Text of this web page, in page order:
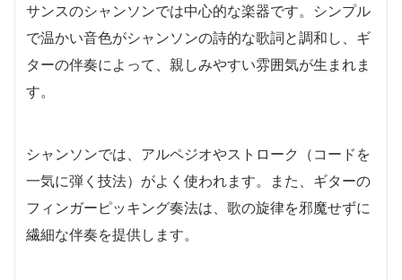
サンスのシャンソンでは中心的な楽器です。シンプル
で温かい音色がシャンソンの詩的な歌詞と調和し、ギ
ターの伴奏によって、親しみやすい雰囲気が生まれま
す。
シャンソンでは、アルペジオやストローク（コードを
一気に弾く技法）がよく使われます。また、ギターの
フィンガーピッキング奏法は、歌の旋律を邪魔せずに
繊細な伴奏を提供します。